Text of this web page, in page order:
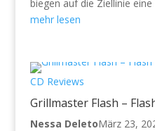
biegen auf die Ziellinie
mehr lesen
CD Reviews
Grillmaster Flash –
Nessa DeletoMärz 23,